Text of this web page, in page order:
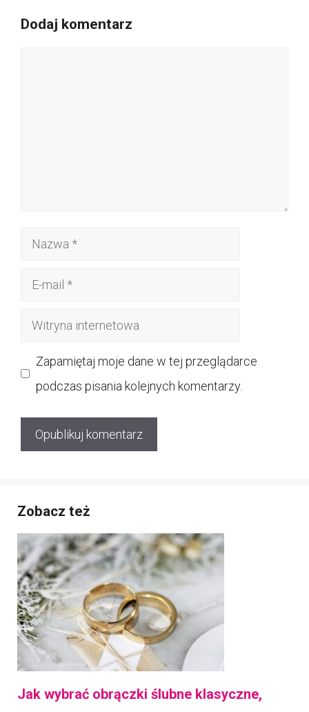
Dodaj komentarz
Nazwa
Witryna
Zapamiętaj moje dane w tej przeglądarce
podczas pisania kolejnych komentarzy.
Zobacz też
Jak wybrać obrączki ślubne klasyczne,